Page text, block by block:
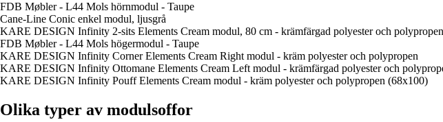
FDB Møbler - L44 Mols hörnmodul - Taupe
Cane-Line Conic enkel modul, ljusgrå
KARE DESIGN Infinity 2-sits Elements Cream modul, 80 cm - krämfärgad polyester och polypropen
FDB Møbler - L44 Mols högermodul - Taupe
KARE DESIGN Infinity Corner Elements Cream Right modul - kräm polyester och polypropen
KARE DESIGN Infinity Ottomane Elements Cream Left modul - krämfärgad polyester och
KARE DESIGN Infinity Pouff Elements Cream modul - kräm polyester och polypropen (68x100)
Olika typer av modulsoffor